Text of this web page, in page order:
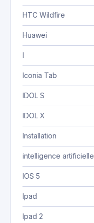
HTC Wildfire
Huawei
I
Iconia Tab
IDOL S
IDOL X
Installation
intelligence artificielle
IOS 5
Ipad
Ipad 2